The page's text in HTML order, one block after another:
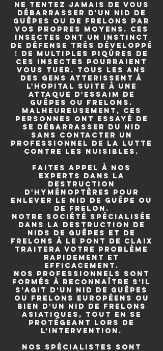
Ne tentez jamais de vous
débarrasser d'un nid de
guêpes ou de frelons par
vos propres moyens. Ces
insectes ont un instinct
de défense très développé
! De multiples piqûres de
ces insectes pourraient
vous tuer. Tous les ans
des gens atterissent à
l'hopital suite à une
attaque d'essaim de
guêpes ou frelons.
Malheureusement, ces
personnes ont essayé de
se débarrasser du nid
sans contacter un
professionnel de la lutte
contre les nuisibles.
Faites appel à nos
experts dans la
destruction
d'hyménoptères pour
enlever le nid de guêpe ou
de frelon.
Notre société spécialisée
dans la destruction de
nids de guêpes et de
frelons à Le Pont de Claix
traitera votre problème
rapidement et
efficacement.
Nos professionnels sont
formés à reconnaître s’il
s’agit d’un nid de guêpes
ou frelons européens ou
bien d'un nid de frelons
asiatiques, tout en se
protégeant lors de
l’intervention.
Nos spécialistes sont